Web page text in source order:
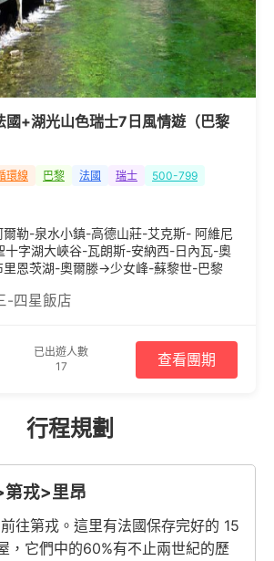
國+湖光山色瑞士7日風情遊（巴黎
環線 巴黎 法國 瑞士 500-799
勒-泉水小鎮-高德山莊-艾克斯- 阿維尼
十字湖大峽谷-瓦朗斯-安納西-日內瓦-奧
恩茨湖-奧爾滕->少女峰-蘇黎世-巴黎
-四星飯店
已出遊人數
17
查看團期
行程規劃
第戎>里昂
往第戎。這里有法國保存完好的 15
，它們中的60%有不止兩世紀的歷